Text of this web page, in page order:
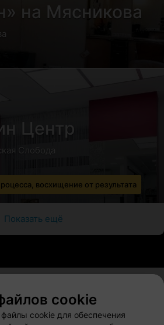
на Мясникова
Центр
Слобода
восхищение от результата
Показать ещё
проекта
cookie
cookie для обеспечения